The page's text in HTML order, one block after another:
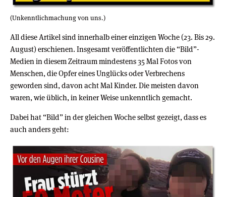
(Unkenntlichmachung von uns.)
All diese Artikel sind innerhalb einer einzigen Woche (23. Bis 29.
August) erschienen. Insgesamt veröffentlichten die “Bild”-
Medien in diesem Zeitraum mindestens 35 Mal Fotos von
Menschen, die Opfer eines Unglücks oder Verbrechens
geworden sind, davon acht Mal Kinder. Die meisten davon
waren, wie üblich, in keiner Weise unkenntlich gemacht.
Dabei hat “Bild” in der gleichen Woche selbst gezeigt, dass es
auch anders geht: